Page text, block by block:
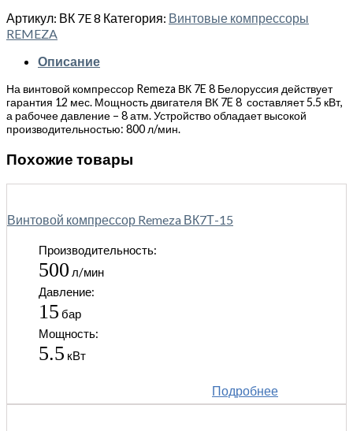
Артикул: ВК 7E 8 Категория: Винтовые компрессоры
REMEZA
Описание
На винтовой компрессор Remeza ВК 7E 8 Белоруссия действует
гарантия 12 мес. Мощность двигателя ВК 7E 8 составляет 5.5 кВт,
а рабочее давление – 8 атм. Устройство обладает высокой
производительностью: 800 л/мин.
Похожие товары
Винтовой компрессор Remeza ВК7Т-15
Производительность:
500 л/мин
Давление:
15 бар
Мощность:
5.5 кВт
Подробнее